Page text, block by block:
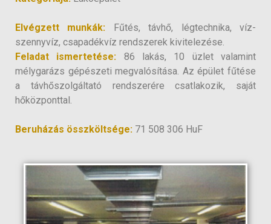
Elvégzett munkák:
Fűtés, távhő, légtechnika, víz-
szennyvíz, csapadékvíz rendszerek kivitelezése.
Feladat ismertetése: 86 lakás, 10 üzlet valamint
mélygarázs gépészeti megvalósítása. Az épület fűtése
a távhőszolgáltató rendszerére csatlakozik, saját
hőközponttal.
Beruházás összköltsége: 71 508 306 HuF